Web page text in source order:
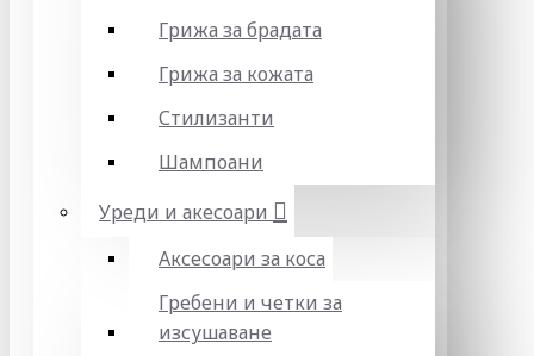
Грижа за брадата
Грижа за кожата
Стилизанти
Шампоани
Уреди и акесоари
Аксесоари за коса
Гребени и четки за
изсушаване